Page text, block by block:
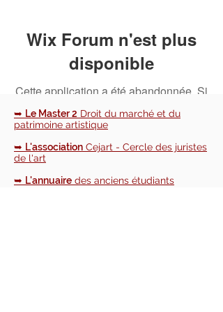
Wix Forum n'est plus
disponible
Cette application a été abandonnée. Si
vous avez besoin d'une application
communautaire, utilisez Wix Groups.
➥ Le Master 2 Droit du marché et du
patrimoine artistique
➥ L'association Cejart - Cercle des juristes
de l'art
➥ L'annuaire des anciens étudiants